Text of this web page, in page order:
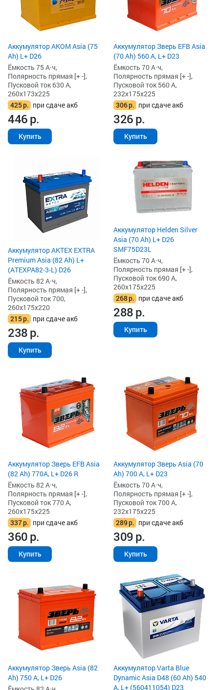
Аккумулятор AKOM Asia (75
Ah) L+ D26
Ёмкость 75 А·ч,
Полярность прямая [+ -],
Пусковой ток 630 А,
260x173x225
425р. при сдаче акб
446р.
Купить
Аккумулятор Зверь EFB Asia
(70 Ah) 560 А, L+ D23
Ёмкость 70 А·ч,
Полярность прямая [+ -],
Пусковой ток 560 А,
232x175x225
306р. при сдаче акб
326р.
Купить
Аккумулятор AKTEX EXTRA
Premium Asia (82 Ah) L+
(ATEXPA82-3-L) D26
Ёмкость 82 А·ч,
Полярность прямая [+ -],
Пусковой ток 700,
260x175x220
215р. при сдаче акб
238р.
Купить
Аккумулятор Helden Silver
Asia (70 Ah) L+ D26
SMF75D23L
Ёмкость 70 А·ч,
Полярность прямая [+ -],
Пусковой ток 690 А,
260x175x225
268р. при сдаче акб
288р.
Купить
Аккумулятор Зверь EFB Asia
(82 Ah) 770A, L+ D26 R
Ёмкость 82 А·ч,
Полярность прямая [+ -],
Пусковой ток 770 А,
260x175x225
337р. при сдаче акб
360р.
Купить
Аккумулятор Зверь Asia (70
Ah) 700 А, L+ D23
Ёмкость 70 А·ч,
Полярность прямая [+ -],
Пусковой ток 700 А,
232x175x225
289р. при сдаче акб
309р.
Купить
Аккумулятор Зверь Asia (82
Ah) 750 А, L+ D26
Аккумулятор Varta Blue
Dynamic Asia D48 (60 Ah) 540
А, L+ (560411054) D23